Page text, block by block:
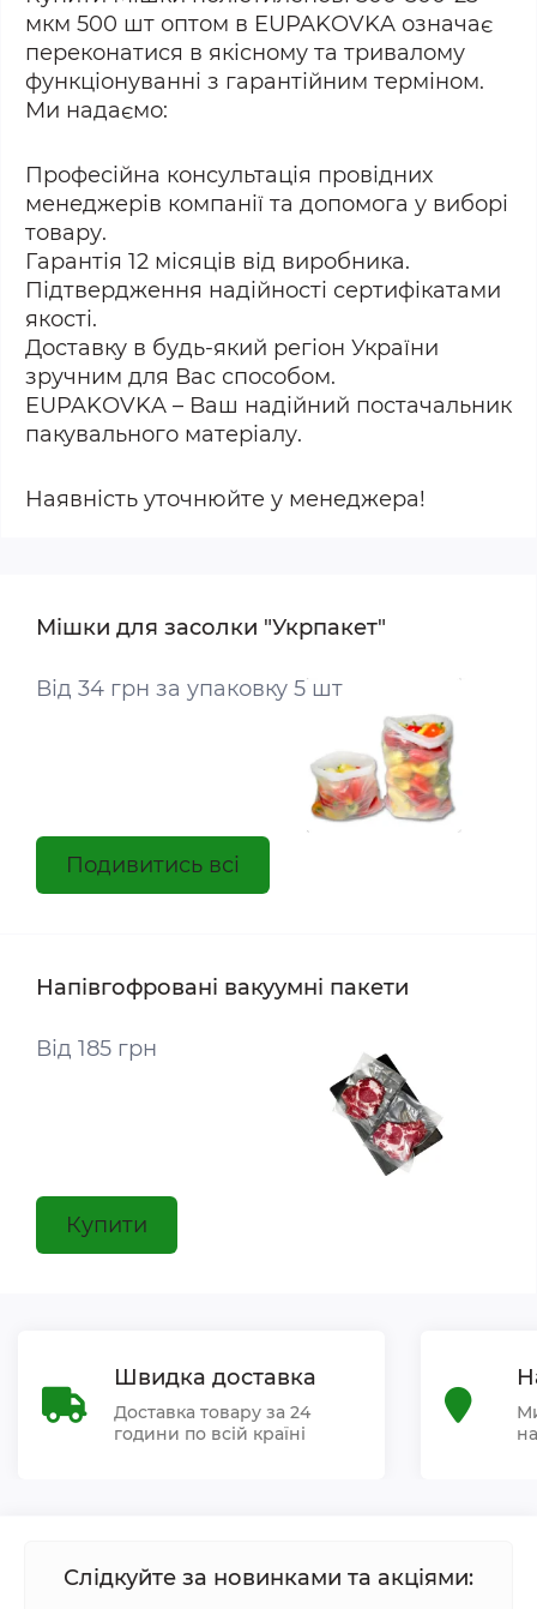
мкм 500 шт оптом в EUPAKOVKA означає
переконатися в якісному та тривалому
функціонуванні з гарантійним терміном.
Ми надаємо:
Професійна консультація провідних
менеджерів компанії та допомога у виборі
товару.
Гарантія 12 місяців від виробника.
Підтвердження надійності сертифікатами
якості.
Доставку в будь-який регіон України
зручним для Вас способом.
EUPAKOVKA – Ваш надійний постачальник
пакувального матеріалу.
Наявність уточнюйте у менеджера!
Мішки для засолки "Укрпакет"
Від 34 грн за упаковку 5 шт
Подивитись всі
Напівгофровані вакуумні пакети
Від 185 грн
Купити
Швидка доставка
Доставка товару за 24
години по всій країні
Слідкуйте за новинками та акціями: